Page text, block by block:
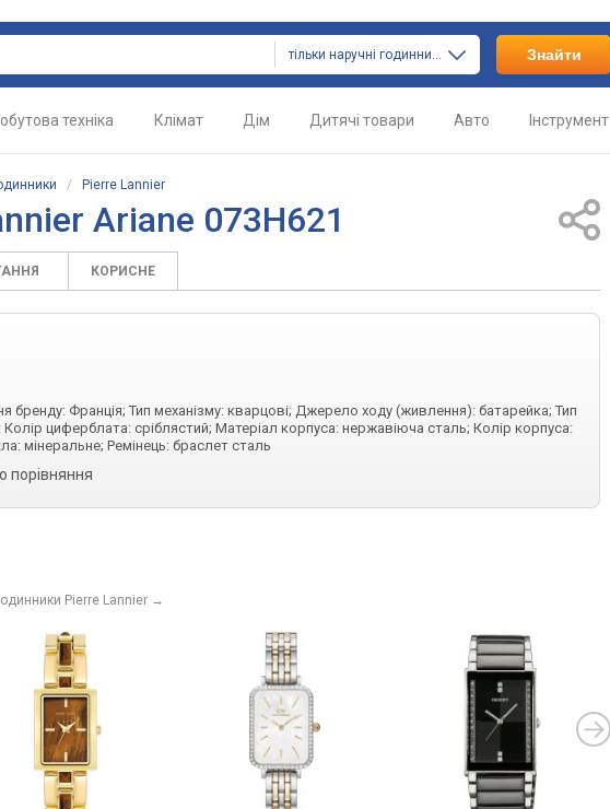
тільки наручні годинники Знайти
техніка Клімат Дім Дитячі товари Авто Інструмент
/ Pierre Lannier
Ariane 073H621
КОРИСНЕ
бренду: Франція; Тип механізму: кварцові; Джерело ходу (живлення): батарейка; Тип
циферблата: сріблястий; Матеріал корпуса: нержавіюча сталь; Колір корпуса:
мінеральне; Ремінець: браслет сталь
порівняння
Pierre Lannier →